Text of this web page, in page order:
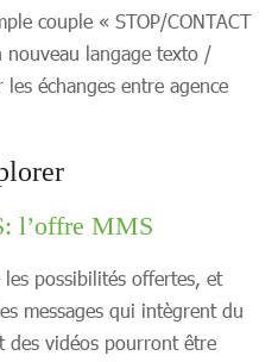
couple « STOP/CONTACT
nouveau langage texto /
échanges entre agence
l’offre MMS
possibilités offertes, et
messages qui intègrent du
des vidéos pourront être